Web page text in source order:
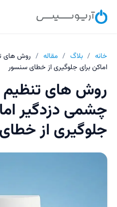
خانه / بلاگ / مقاله / روش‌ های
اماکن برای جلوگیری از خطای سنسور
روش‌ های
چشمی دزدگیر
جلوگیری از